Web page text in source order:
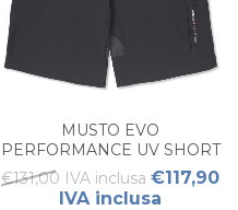
MUSTO EVO
PERFORMANCE UV SHORT
FW DONNA
€131,00 IVA inclusa €117,90
IVA inclusa